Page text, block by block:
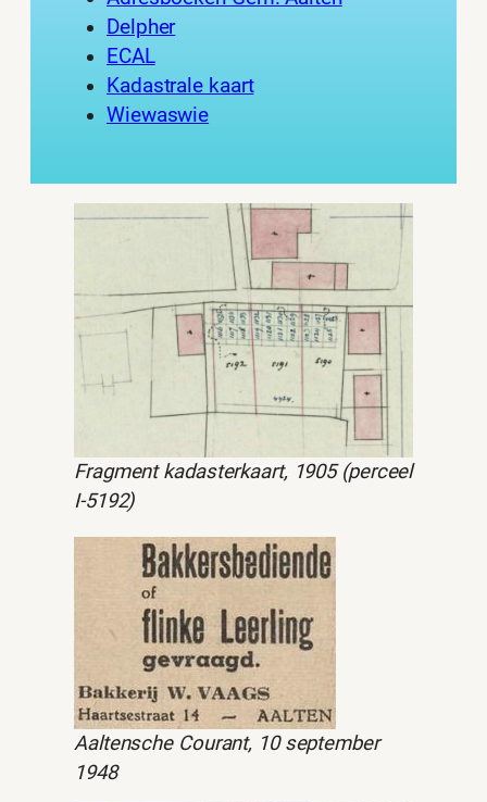
Delpher
ECAL
Kadastrale kaart
Wiewaswie
Fragment kadasterkaart, 1905 (perceel
I-5192)
Aaltensche Courant, 10 september
1948